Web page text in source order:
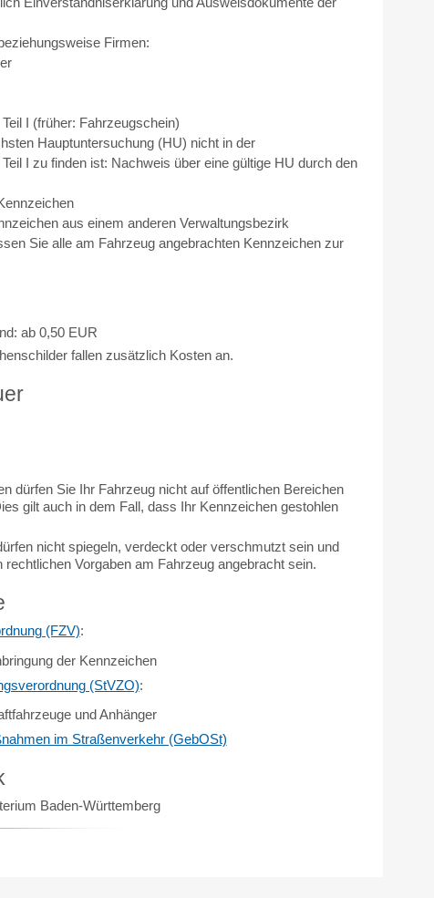
Firmen:
I (früher: Fahrzeugschein)
Hauptuntersuchung (HU) nicht in der
I zu finden ist: Nachweis über eine gültige HU durch den
aus einem anderen Verwaltungsbezirk
Sie alle am Fahrzeug angebrachten Kennzeichen zur
ab 0,50 EUR
fallen zusätzlich Kosten an.
dürfen Sie Ihr Fahrzeug nicht auf öffentlichen Bereichen
gilt auch in dem Fall, dass Ihr Kennzeichen gestohlen
nicht spiegeln, verdeckt oder verschmutzt sein und
Vorgaben am Fahrzeug angebracht sein.
(FZV):
der Kennzeichen
(StVZO):
und Anhänger
im Straßenverkehr (GebOSt)
Baden-Württemberg